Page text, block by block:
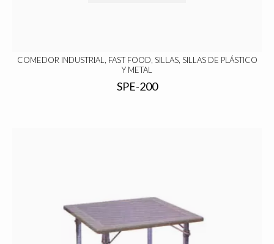
COMEDOR INDUSTRIAL, FAST FOOD, SILLAS, SILLAS DE PLÁSTICO
Y METAL
SPE-200